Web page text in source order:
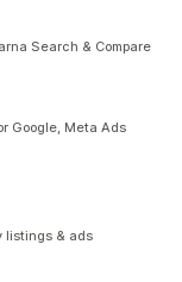
Search & Compare
Google, Meta Ads
listings & ads